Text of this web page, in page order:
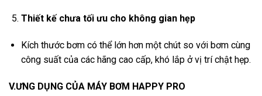
Thiết kế chưa tối ưu cho không gian hẹp
Kích thước bơm có thể lớn hơn một chút so với bơm cùng
công suất của các hãng cao cấp, khó lắp ở vị trí chật hẹp.
V.ƯNG DỤNG CỦA MÁY BƠM HAPPY PRO